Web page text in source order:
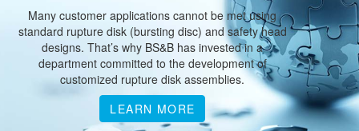
Many customer applications cannot be met using
standard rupture disk (bursting disc) and safety head
designs. That’s why BS&B has invested in a
department committed to the development of
customized rupture disk assemblies.
LEARN MORE